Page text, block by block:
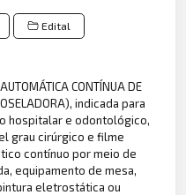
Edital
CONTÍNUA DE
indicada para
hospitalar e odontológico,
grau cirúrgico e filme
contínuo por meio de
equipamento de mesa,
eletrostática ou